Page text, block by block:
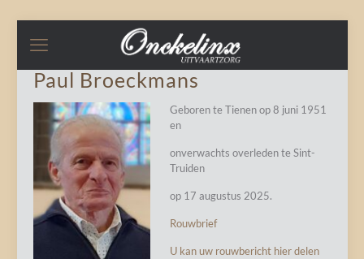
Paul Broeckmans
Geboren te Tienen op 8 juni 1951
en
onverwachts overleden te Sint-
Truiden
op 17 augustus 2025.
Rouwbrief
U kan uw rouwbericht hier delen